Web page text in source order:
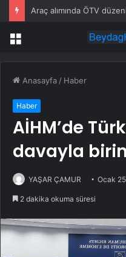
Menü
Anasayfa / Haber
Haber
AİHM’de
davayla
YAŞAR ÇAMUR Ocak
2 dakika okuma süresi